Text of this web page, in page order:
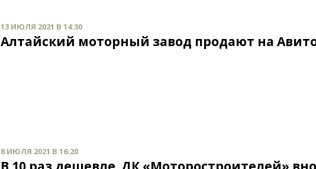
13 ИЮЛЯ 2021 В 14:30
Алтайский моторный завод продают на
8 ИЮЛЯ 2021 В 16:20